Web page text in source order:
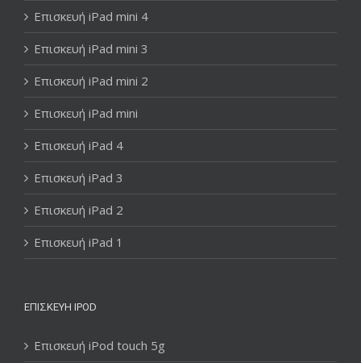
Επισκευή iPad mini 4
Επισκευή iPad mini 3
Επισκευή iPad mini 2
Επισκευή iPad mini
Επισκευή iPad 4
Επισκευή iPad 3
Επισκευή iPad 2
Επισκευή iPad 1
ΕΠΙΣΚΕΥΉ IPOD
Επισκευή iPod touch 5g